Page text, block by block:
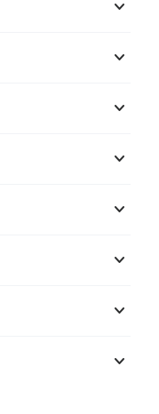
keyboard_arrow_down
keyboard_arrow_down
keyboard_arrow_down
keyboard_arrow_down
keyboard_arrow_down
keyboard_arrow_down
keyboard_arrow_down
keyboard_arrow_down